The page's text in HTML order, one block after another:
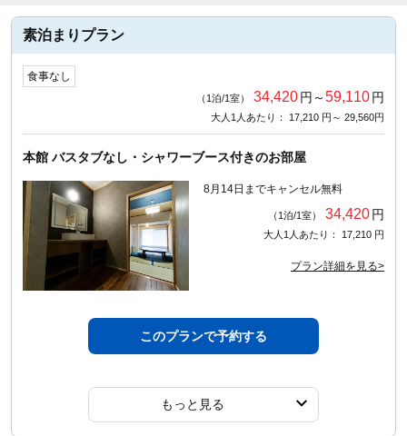
素泊まりプラン
食事なし
（1泊/1室） 34,420円～59,110円
大人1人あたり： 17,210 円～ 29,560円
本館 バスタブなし・シャワーブース付きのお部屋
8月14日までキャンセル無料
（1泊/1室） 34,420円
大人1人あたり： 17,210 円
プラン詳細を見る>
このプランで予約する
もっと見る